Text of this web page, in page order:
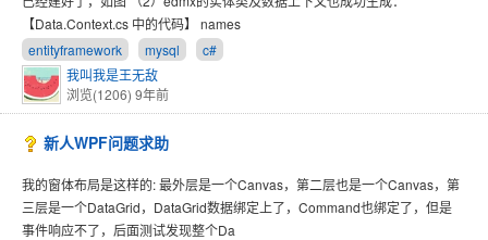
【Data.Context.cs 中的代码】 names
entityframework
mysql
c#
我叫我是王无敌
浏览(1206) 9年前
新人WPF问题求助
我的窗体布局是这样的: 最外层是一个Canvas，第二层也是一个Canvas，第
三层是一个DataGrid，DataGrid数据绑定上了，Command也绑定了，但是
事件响应不了，后面测试发现整个Da